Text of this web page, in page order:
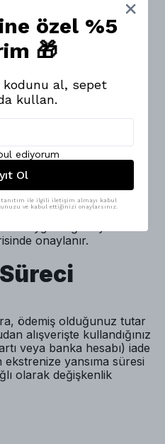
başlatmak için iletişim
Whatapp Müşteri
533 242 58 66)
yeterlidir.
alındıktan sonra size
değişim kargo kodu
olduğumuz kargo
merkezimize
tarafından hızlıca
onaylanır.
ödemiş olduğunuz tutar
alışverişte kullandığınız
veya banka hesabı) iade
ekstrenize yansıma süresi
olarak değişkenlik
özel %5
🎁
kodunu al, sepet
kullan.
ediyorum
Ol
ile ilgili iletişim almayı kabul
ve kabul ettiğinizi onaylarsınız.